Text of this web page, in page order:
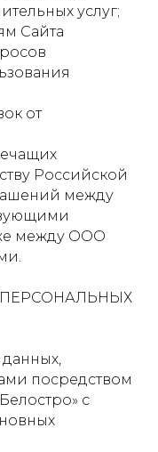
услуг;
Сайта
от
Российской
между
между ООО
посредством
с